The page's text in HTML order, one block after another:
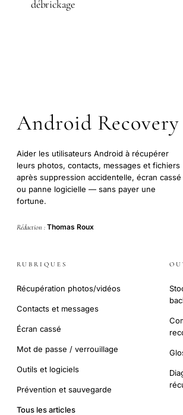
débrickage
Android Recovery
Aider les utilisateurs Android à récupérer
leurs photos, contacts, messages et fichiers
après suppression accidentelle, écran cassé
ou panne logicielle — sans payer une
fortune.
Rédaction : Thomas Roux
RUBRIQUES
Récupération photos/vidéos
Contacts et messages
Écran cassé
Mot de passe / verrouillage
Outils et logiciels
Prévention et sauvegarde
Tous les articles